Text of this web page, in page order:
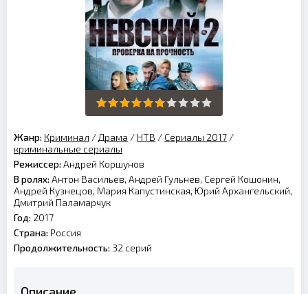
Жанр: Криминал / Драма / НТВ / Сериалы 2017 /
криминальные сериалы
Режиссер: Андрей Коршунов
В ролях: Антон Васильев, Андрей Гульнев, Сергей Кошонин,
Андрей Кузнецов, Мария Капустинская, Юрий Архангельский,
Дмитрий Паламарчук
Год: 2017
Страна: Россия
Продолжительность: 32 серий